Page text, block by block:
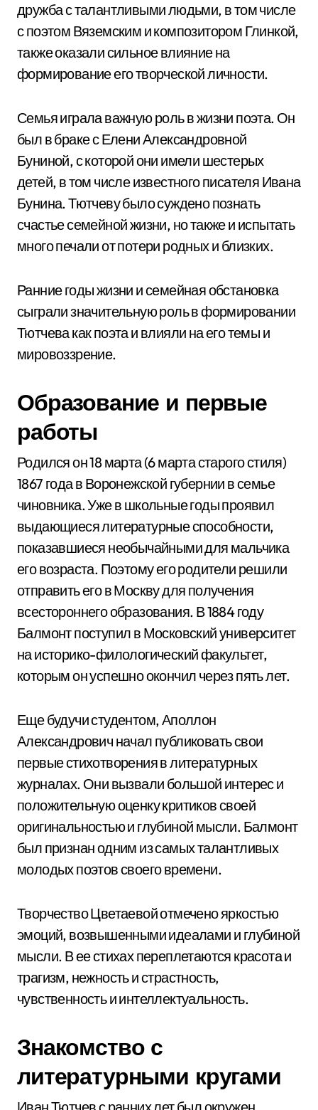
дружба с талантливыми людьми, в том числе
с поэтом Вяземским и композитором Глинкой,
также оказали сильное влияние на
формирование его творческой личности.
Семья играла важную роль в жизни поэта. Он
был в браке с Елени Александровной
Буниной, с которой они имели шестерых
детей, в том числе известного писателя Ивана
Бунина. Тютчеву было суждено познать
счастье семейной жизни, но также и испытать
много печали от потери родных и близких.
Ранние годы жизни и семейная обстановка
сыграли значительную роль в формировании
Тютчева как поэта и влияли на его темы и
мировоззрение.
Образование и первые
работы
Родился он 18 марта (6 марта старого стиля)
1867 года в Воронежской губернии в семье
чиновника. Уже в школьные годы проявил
выдающиеся литературные способности,
показавшиеся необычайными для мальчика
его возраста. Поэтому его родители решили
отправить его в Москву для получения
всестороннего образования. В 1884 году
Балмонт поступил в Московский университет
на историко-филологический факультет,
которым он успешно окончил через пять лет.
Еще будучи студентом, Аполлон
Александрович начал публиковать свои
первые стихотворения в литературных
журналах. Они вызвали большой интерес и
положительную оценку критиков своей
оригинальностью и глубиной мысли. Балмонт
был признан одним из самых талантливых
молодых поэтов своего времени.
Творчество Цветаевой отмечено яркостью
эмоций, возвышенными идеалами и глубиной
мысли. В ее стихах переплетаются красота и
трагизм, нежность и страстность,
чувственность и интеллектуальность.
Знакомство с
литературными кругами